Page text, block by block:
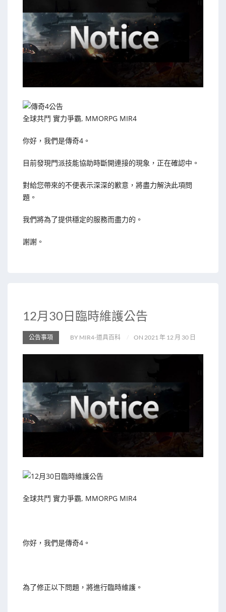
全球共鬥 實力爭霸, MMORPG MIR4
你好，我們是傳奇4。
目前發現門派技能協助時斷開連接的現象，正在確認中。
對給您帶來的不便表示深深的歉意，將盡力解決此項問
題。
我們將為了提供穩定的服務而盡力的。
謝謝。
12月30日臨時維護公告
公告事項 BY MIR4-道具百科 ON 2021 年 12 月 30 日
全球共鬥 實力爭霸, MMORPG MIR4
你好，我們是傳奇4。
為了修正以下問題，將進行臨時維護。